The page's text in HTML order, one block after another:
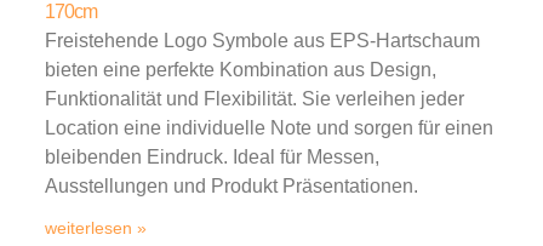
170cm
Freistehende Logo Symbole aus EPS-Hartschaum
bieten eine perfekte Kombination aus Design,
Funktionalität und Flexibilität. Sie verleihen jeder
Location eine individuelle Note und sorgen für einen
bleibenden Eindruck. Ideal für Messen,
Ausstellungen und Produkt Präsentationen.
weiterlesen »